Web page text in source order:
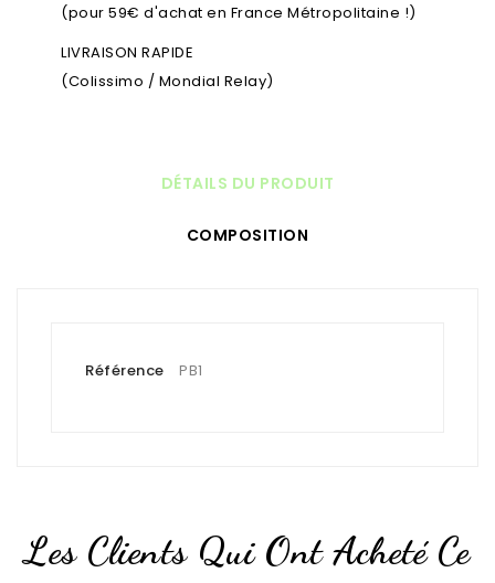
(pour 59€ d'achat en France Métropolitaine !)
LIVRAISON RAPIDE
(Colissimo / Mondial Relay)
DÉTAILS DU PRODUIT
COMPOSITION
Référence PB1
Les Clients Qui Ont Acheté Ce